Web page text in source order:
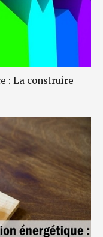
: La construire